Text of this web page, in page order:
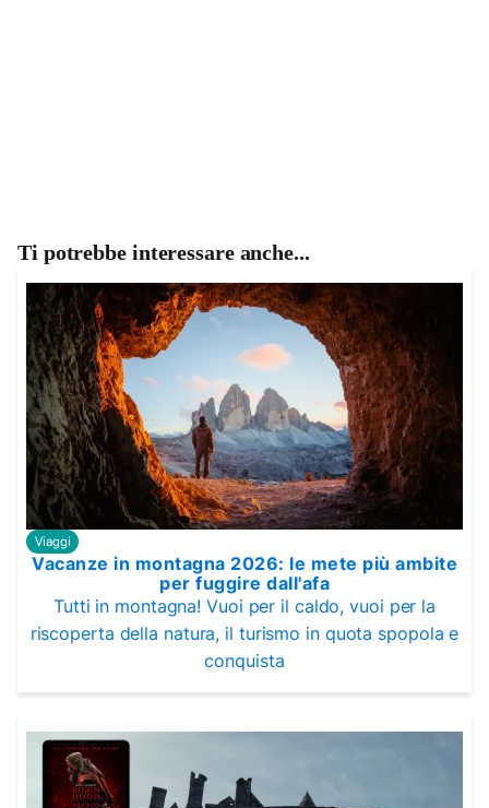
Ti potrebbe interessare anche...
Viaggi
Vacanze in montagna 2026: le mete più ambite
per fuggire dall'afa
Tutti in montagna! Vuoi per il caldo, vuoi per la
riscoperta della natura, il turismo in quota spopola e
conquista